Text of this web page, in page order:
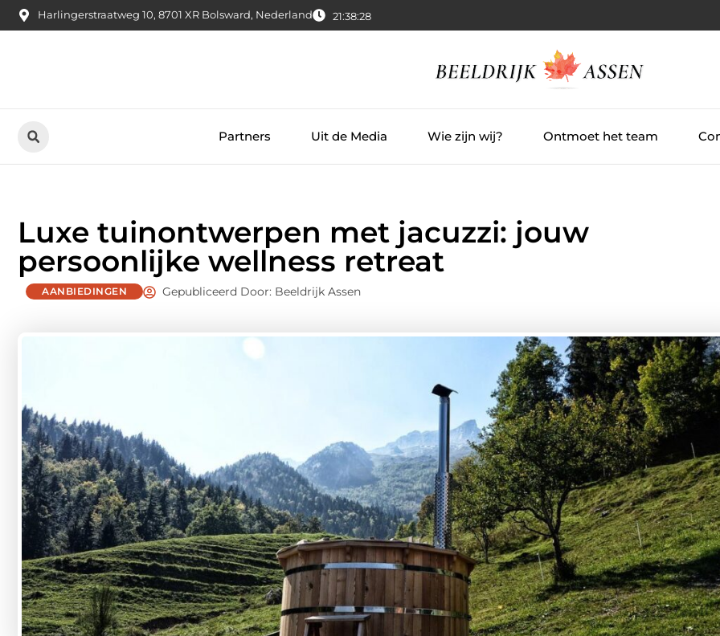
Harlingerstraatweg 10, 8701 XR Bolsward, Nederland 21:38:29
Partners Uit de Media Wie zijn wij? Ontmoet het team
Luxe tuinontwerpen met jacuzzi: jouw
persoonlijke wellness retreat
AANBIEDINGEN Gepubliceerd Door: Beeldrijk Assen